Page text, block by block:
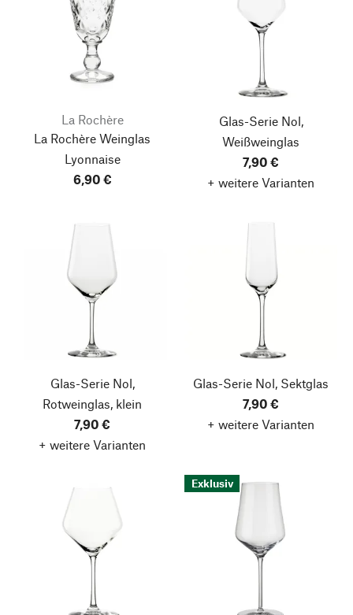
La Rochère
La Rochère Weinglas
Lyonnaise
6,90 €
Glas-Serie Nol,
Weißweinglas
7,90 €
+ weitere Varianten
Glas-Serie Nol,
Rotweinglas, klein
7,90 €
+ weitere Varianten
Glas-Serie Nol, Sektglas
7,90 €
+ weitere Varianten
Exklusiv